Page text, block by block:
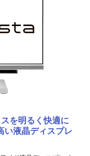
を明るく快適に
い液晶ディスプレ